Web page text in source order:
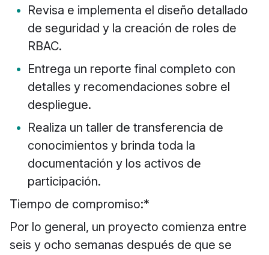
Revisa e implementa el diseño detallado
de seguridad y la creación de roles de
RBAC.
Entrega un reporte final completo con
detalles y recomendaciones sobre el
despliegue.
Realiza un taller de transferencia de
conocimientos y brinda toda la
documentación y los activos de
participación.
Tiempo de compromiso:*
Por lo general, un proyecto comienza entre
seis y ocho semanas después de que se